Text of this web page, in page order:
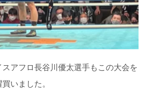
アフロ長谷川優太選手もこの大会を
いました。